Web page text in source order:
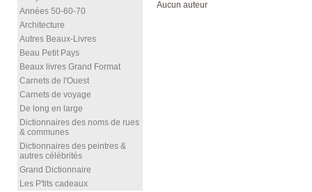
Années 50-60-70
Architecture
Autres Beaux-Livres
Beau Petit Pays
Beaux livres Grand Format
Carnets de l'Ouest
Carnets de voyage
De long en large
Dictionnaires des noms de rues
& communes
Dictionnaires des peintres &
autres célébrités
Grand Dictionnaire
Les P'tits cadeaux
Aucun auteur